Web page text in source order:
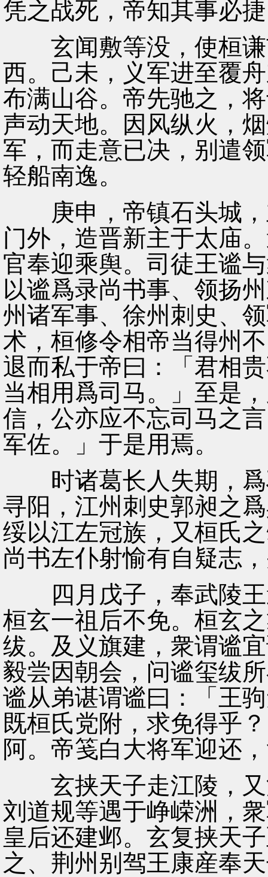
凭之战死，帝知其事必
玄闻敷等没，使桓谦
西。己未，义军进至覆
布满山谷。帝先驰之，
声动天地。因风纵火，
军，而走意已决，别遣
轻船南逸。
庚申，帝镇石头城，
门外，造晋新主于太庙
官奉迎乘舆。司徒王谧
以谧爲录尚书事、领扬
州诸军事、徐州刺史、
术，桓修令相帝当得州
退而私于帝曰：「君相
当相用爲司马。」至是
信，公亦应不忘司马之
军佐。」于是用焉。
时诸葛长人失期，爲
寻阳，江州刺史郭昶之
绥以江左冠族，又桓氏
尚书左仆射愉有自疑志
四月戊子，奉武陵王
桓玄一祖后不免。桓玄
绂。及义旗建，衆谓谧
毅尝因朝会，问谧玺绂
谧从弟谌谓谧曰：「王
既桓氏党附，求免得乎
阿。帝笺白大将军迎还
玄挟天子走江陵，又
刘道规等遇于峥嵘洲，
皇后还建邺。玄复挟天
之、荆州别驾王康産奉